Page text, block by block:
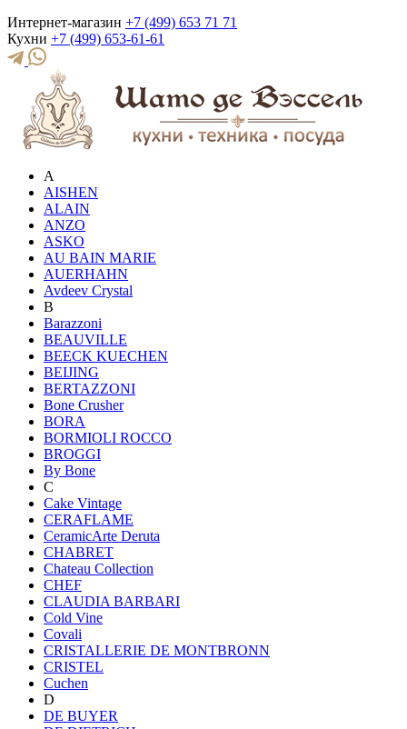
Интернет-магазин +7 (499) 653 71 71
Кухни +7 (499) 653-61-61
A
AISHEN
ALAIN
ANZO
ASKO
AU BAIN MARIE
AUERHAHN
Avdeev Crystal
B
Barazzoni
BEAUVILLE
BEECK KUECHEN
BEIJING
BERTAZZONI
Bone Crusher
BORA
BORMIOLI ROCCO
BROGGI
By Bone
C
Cake Vintage
CERAFLAME
CeramicArte Deruta
CHABRET
Chateau Collection
CHEF
CLAUDIA BARBARI
Cold Vine
Covali
CRISTALLERIE DE MONTBRONN
CRISTEL
Cuchen
D
DE BUYER